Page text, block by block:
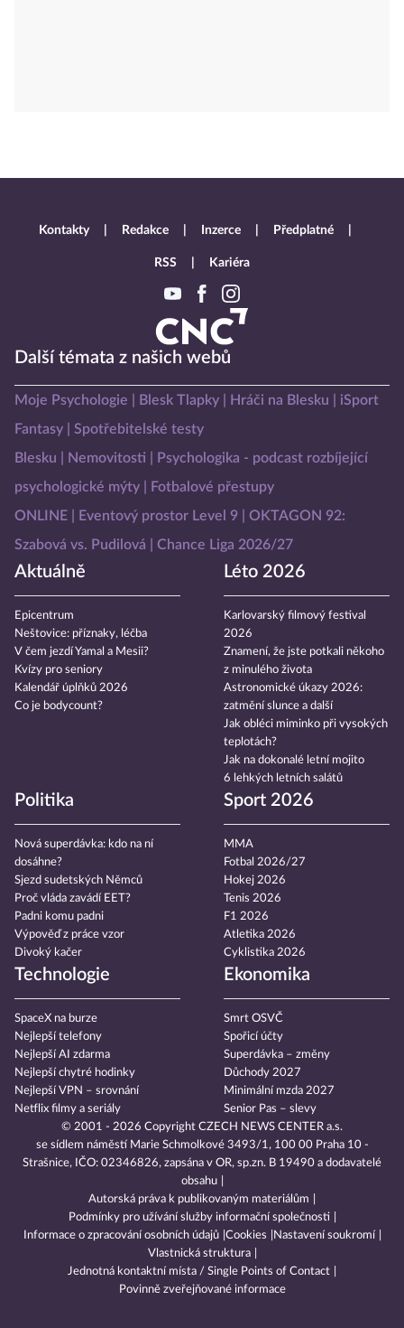
Další témata z našich webů
Moje Psychologie Blesk Tlapky Hráči na Blesku
iSport
Fantasy
Spotřebitelské testy
Blesku
Nemovitosti
Psychologika - podcast rozbíjející
psychologické mýty
Fotbalové přestupy
ONLINE
Eventový prostor Level 9
OKTAGON 92:
Szabová vs. Pudilová
Chance Liga 2026/27
Aktuálně
Epicentrum
Neštovice: příznaky, léčba
V čem jezdí Yamal a Mesii?
Kvízy pro seniory
Kalendář úplňků 2026
Co je bodycount?
Léto 2026
Karlovarský filmový festival
2026
Znamení, že jste potkali někoho
z minulého života
Astronomické úkazy 2026:
zatmění slunce a další
Jak obléci miminko při vysokých
teplotách?
Jak na dokonalé letní mojito
6 lehkých letních salátů
Politika
Nová superdávka: kdo na ní
dosáhne?
Sjezd sudetských Němců
Proč vláda zavádí EET?
Padni komu padni
Výpověď z práce vzor
Divoký kačer
Sport 2026
MMA
Fotbal 2026/27
Hokej 2026
Tenis 2026
F1 2026
Atletika 2026
Cyklistika 2026
Technologie
SpaceX na burze
Nejlepší telefony
Nejlepší AI zdarma
Nejlepší chytré hodinky
Nejlepší VPN – srovnání
Netflix filmy a seriály
Ekonomika
Smrt OSVČ
Spořicí účty
Superdávka – změny
Důchody 2027
Minimální mzda 2027
Senior Pas – slevy
Kontakty Redakce Inzerce Předplatné
RSS Kariéra
© 2001 - 2026 Copyright CZECH NEWS CENTER a.s.
se sídlem náměstí Marie Schmolkové 3493/1, 100 00 Praha 10 -
Strašnice, IČO: 02346826, zapsána v OR, sp.zn. B 19490 a dodavatelé
obsahu
Autorská práva k publikovaným materiálům
Podmínky pro užívání služby informační společnosti
Informace o zpracování osobních údajů Cookies
Nastavení soukromí
Vlastnická struktura
Jednotná kontaktní místa / Single Points of Contact
Povinně zveřejňované informace